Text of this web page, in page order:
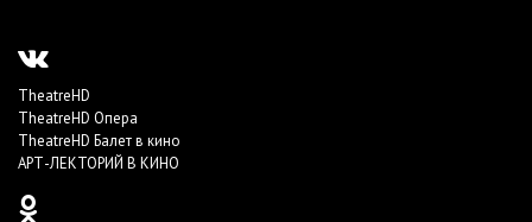
TheatreHD
TheatreHD Опера
TheatreHD Балет в кино
АРТ-ЛЕКТОРИЙ В КИНО